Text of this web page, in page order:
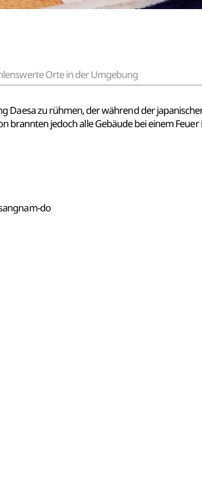
Orte in der Umgebung
zu rühmen, der während der
brannten jedoch alle Gebäude bei einem
do